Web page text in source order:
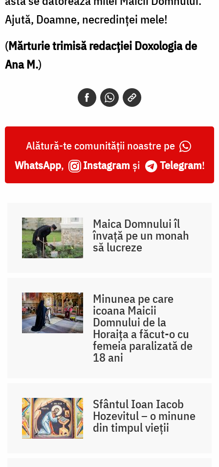
Ajută, Doamne, necredinței mele!
(Mărturie trimisă redacției Doxologia de
Ana M.)
Alătură-te comunității noastre pe
WhatsApp, Instagram și Telegram!
Maica Domnului îl
învață pe un monah
să lucreze
Minunea pe care
icoana Maicii
Domnului de la
Horaița a făcut-o cu
femeia paralizată de
18 ani
Sfântul Ioan Iacob
Hozevitul – o minune
din timpul vieții